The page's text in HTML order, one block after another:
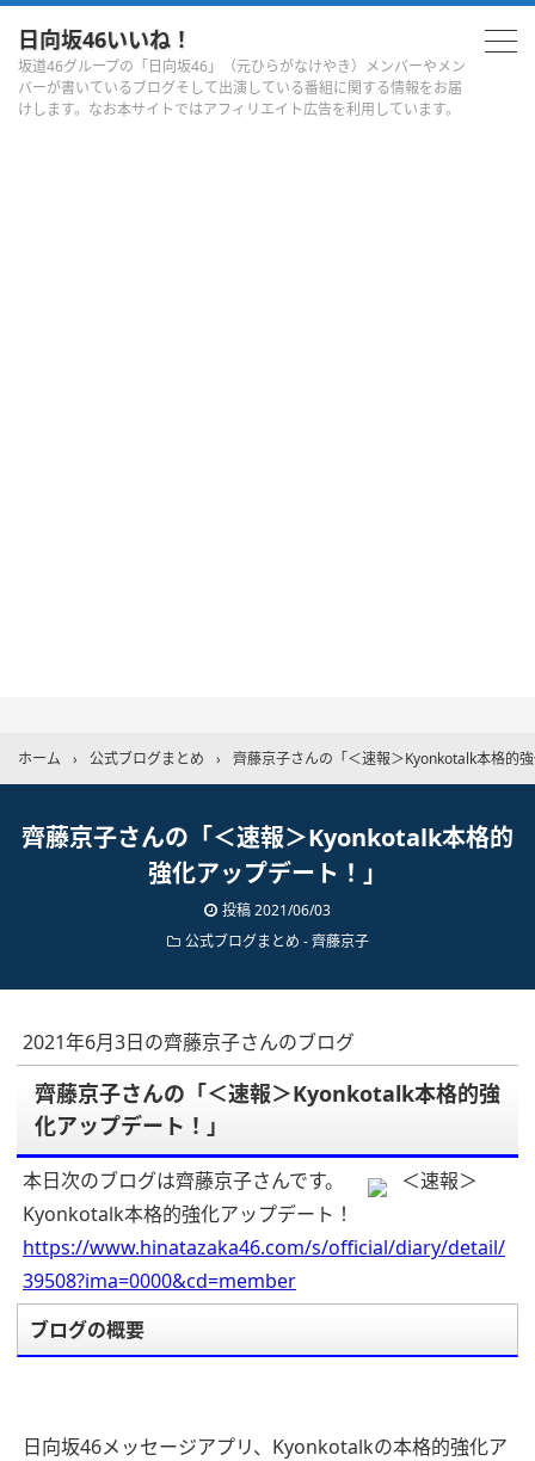
日向坂46いいね！
坂道46グループの「日向坂46」（元ひらがなけやき）メンバーやメン
バーが書いているブログそして出演している番組に関する情報をお届
けします。なお本サイトではアフィリエイト広告を利用しています。
ホーム › 公式ブログまとめ › 齊藤京子さんの「＜速報＞Kyonkotalk本格的
齊藤京子さんの「＜速報＞Kyonkotalk本格的
強化アップデート！」
投稿2021/06/03
公式ブログまとめ -齊藤京子
2021年6月3日の齊藤京子さんのブログ
齊藤京子さんの「＜速報＞Kyonkotalk本格的強
化アップデート！」
本日次のブログは齊藤京子さんです。
＜速報＞
Kyonkotalk本格的強化アップデート！
https://www.hinatazaka46.com/s/official/diary/detail/
39508?ima=0000&cd=member
ブログの概要
日向坂46メッセージアプリ、Kyonkotalkの本格的強化ア